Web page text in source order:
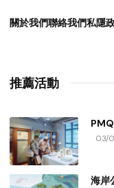
關於我們聯絡我們私隱
推薦活動
03/
海岸